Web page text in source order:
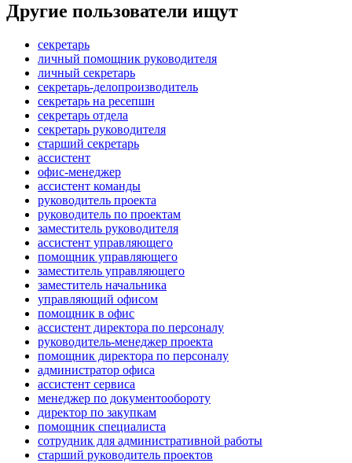
Другие пользователи ищут
секретарь
личный помощник руководителя
личный секретарь
секретарь-делопроизводитель
секретарь на ресепшн
секретарь отдела
секретарь руководителя
старший секретарь
ассистент
офис-менеджер
ассистент команды
руководитель проекта
руководитель по проектам
заместитель руководителя
ассистент управляющего
помощник управляющего
заместитель управляющего
заместитель начальника
управляющий офисом
помощник в офис
ассистент директора по персоналу
руководитель-менеджер проекта
помощник директора по персоналу
администратор офиса
ассистент сервиса
менеджер по документообороту
директор по закупкам
помощник специалиста
сотрудник для административной работы
старший руководитель проектов